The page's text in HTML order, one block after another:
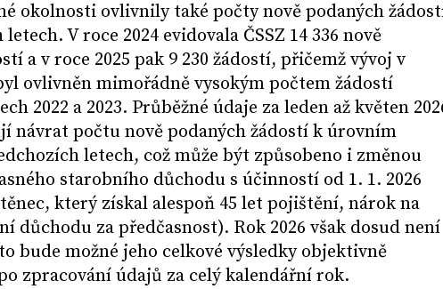
okolnosti ovlivnily také počty nově podaných
V roce 2024 evidovala ČSSZ 14 336 nově
a v roce 2025 pak 9 230 žádostí, přičemž vývoj v
ovlivněn mimořádně vysokým počtem žádostí
2022 a 2023. Průběžné údaje za leden až květen
návrat počtu nově podaných žádostí k úrovním
letech, což může být způsobeno i změnou
starobního důchodu s účinností od 1. 1. 2026
který získal alespoň 45 let pojištění, nárok na
důchodu za předčasnost). Rok 2026 však dosud není
bude možné jeho celkové výsledky objektivně
zpracování údajů za celý kalendářní rok.